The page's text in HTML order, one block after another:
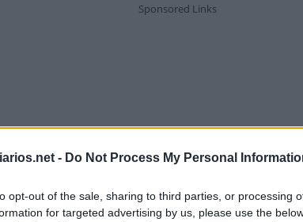
- Do Not Process My Personal
opt-out of the sale, sharing to third parties, or processing
for targeted advertising by us, please use the